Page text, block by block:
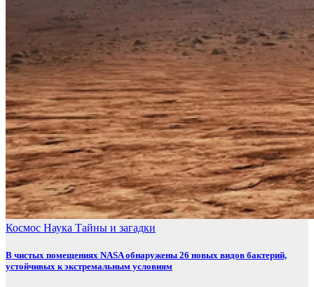
Космос Наука Тайны и загадки
В чистых помещениях NASA обнаружены 26 новых видов бактерий,
устойчивых к экстремальным условиям